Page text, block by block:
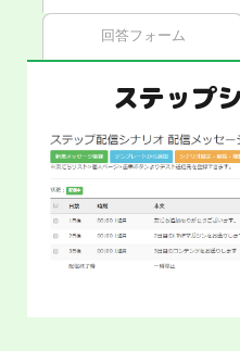
回答フォーム
ステップ